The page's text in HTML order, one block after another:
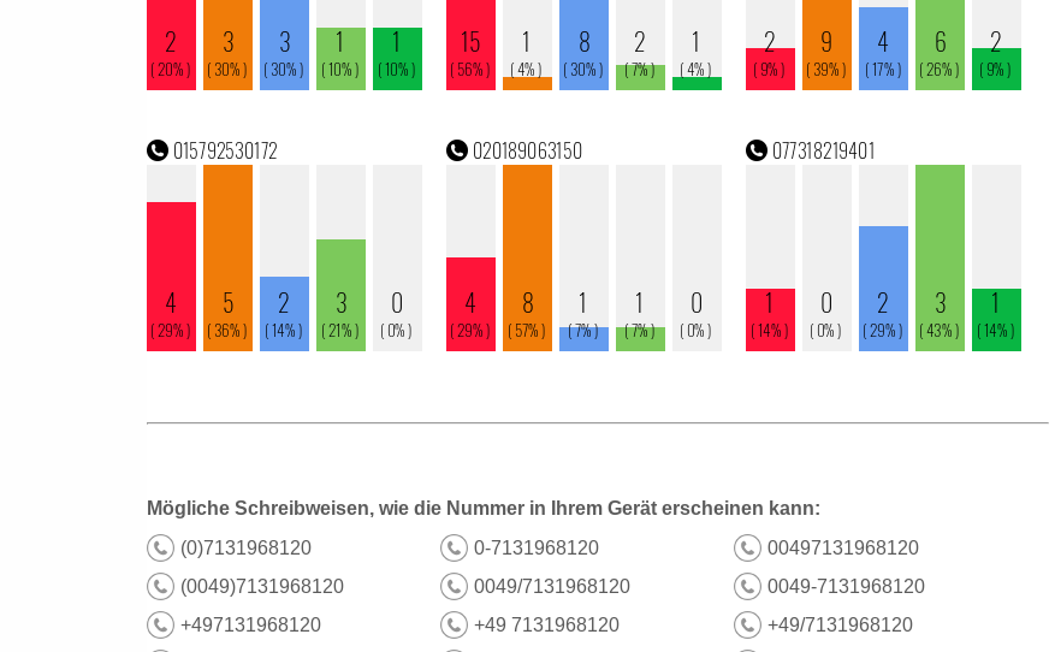
Mögliche Schreibweisen, wie die Nummer in Ihrem Gerät erscheinen kann:
(0)7131968120
0-7131968120
00497131968120
(0049)7131968120
0049/7131968120
0049-7131968120
+497131968120
+49 7131968120
+49/7131968120